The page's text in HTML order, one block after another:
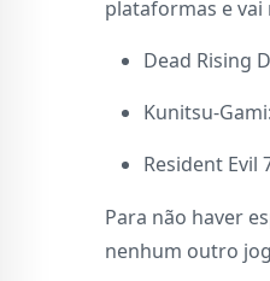
plataformas e vai
Dead Rising
Kunitsu-
Resident Evil
Para não haver
nenhum outro